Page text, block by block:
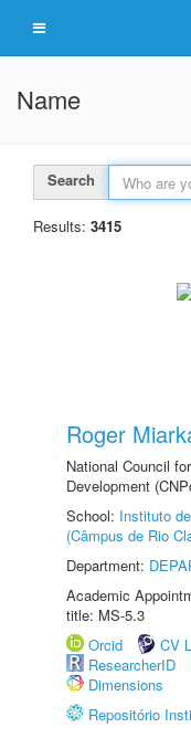
Name
Search
Results: 3415
Roger
National Council
Development
School: Instituto
(Câmpus de Rio
Department:
Academic
title: MS-5.3
Orcid
CV
ResearcherID
Dimensions
Repositório